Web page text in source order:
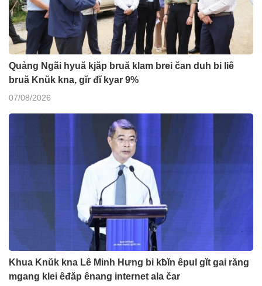
Quảng Ngãi hyuă kjăp bruă klam brei čan duh bi liê
bruă Knŭk kna, gĭr đĭ kyar 9%
07/08/2026
Khua Knŭk kna Lê Minh Hưng bi kƀĭn êpul gĭt gai răng
mgang klei êđăp ênang internet ala čar